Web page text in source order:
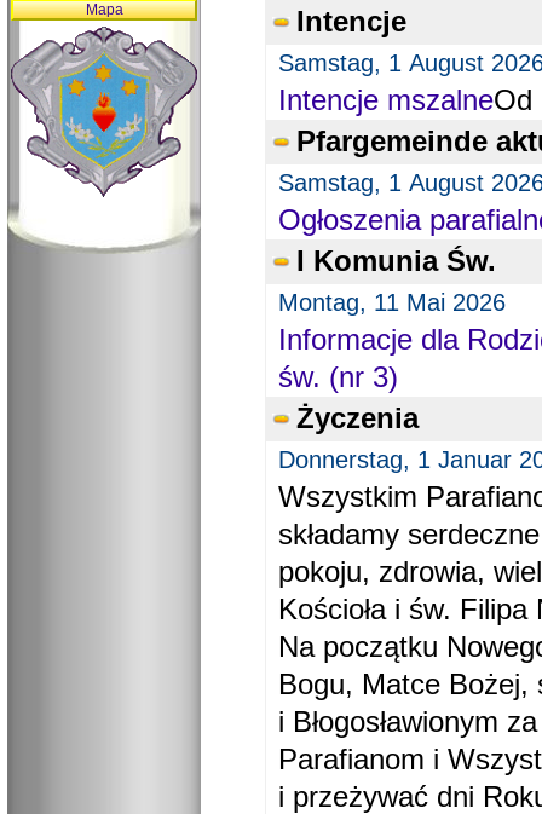
Intencje
Samstag, 1 August
Intencje mszalneOd
Pfargemeinde
Samstag, 1 August
Ogłoszenia
I Komunia Św.
Montag, 11 Mai 2026
Informacje dla
św. (nr 3)
Życzenia
Donnerstag, 1 Januar
Wszystkim
składamy
pokoju, zdrowia,
Kościoła i św. Filipa
Na początku
Bogu, Matce Bożej,
i Błogosławionym
Parafianom i
i przeżywać dni
Mapa